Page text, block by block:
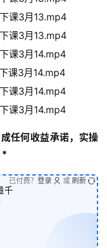
课3月13.mp4
课3月13.mp4
课3月14.mp4
课3月14.mp4
课3月14.mp4
课3月14.mp4
任何收益承诺，实操
*
千
已付费？ 登录 或 刷新